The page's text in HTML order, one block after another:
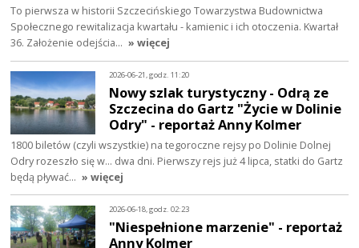
To pierwsza w historii Szczecińskiego Towarzystwa Budownictwa
Społecznego rewitalizacja kwartału - kamienic i ich otoczenia. Kwartał
36. Założenie odejścia… » więcej
2026-06-21, godz. 11:20
Nowy szlak turystyczny - Odrą ze
Szczecina do Gartz "Życie w Dolinie
Odry" - reportaż Anny Kolmer
1800 biletów (czyli wszystkie) na tegoroczne rejsy po Dolinie Dolnej
Odry rozeszło się w... dwa dni. Pierwszy rejs już 4 lipca, statki do Gartz
będą pływać… » więcej
2026-06-18, godz. 02:23
"Niespełnione marzenie" - reportaż
Anny Kolmer